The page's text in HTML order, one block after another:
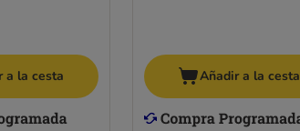
a la cesta Añadir a la cesta